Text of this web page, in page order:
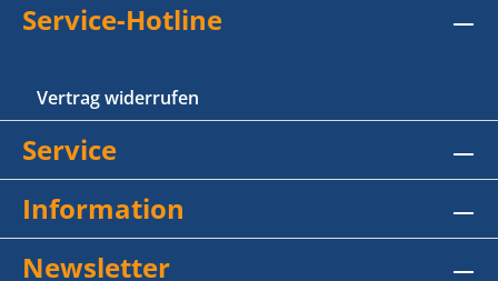
Service-Hotline
Vertrag widerrufen
Service
Information
Newsletter